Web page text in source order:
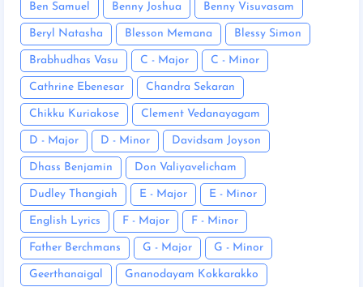
Ben Samuel Benny Joshua Benny Visuvasam
Beryl Natasha Blesson Memana Blessy Simon
Brabhudhas Vasu C - Major C - Minor
Cathrine Ebenesar Chandra Sekaran
Chikku Kuriakose Clement Vedanayagam
D - Major D - Minor Davidsam Joyson
Dhass Benjamin Don Valiyavelicham
Dudley Thangiah E - Major E - Minor
English Lyrics F - Major F - Minor
Father Berchmans G - Major G - Minor
Geerthanaigal Gnanodayam Kokkarakko